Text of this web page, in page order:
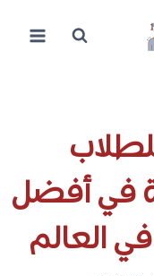
في أفضل
العالم